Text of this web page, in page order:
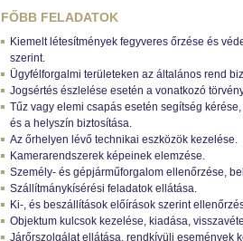
FŐBB FELADATOK
Kiemelt létesítmények fegyveres őrzése és
szerint.
Ügyfélforgalmi területeken az általános rend
Jogsértés észlelése esetén a vonatkozó
Tűz vagy elemi csapás esetén segítség
és a helyszín biztosítása.
Az őrhelyen lévő technikai eszközök kezelése.
Kamerarendszerek képeinek elemzése.
Személy- és gépjárműforgalom ellenőrzése,
Szállítmánykísérési feladatok ellátása.
Ki-, és beszállítások előírások szerint
Objektum kulcsok kezelése, kiadása,
Járőrszolgálat ellátása, rendkívüli események